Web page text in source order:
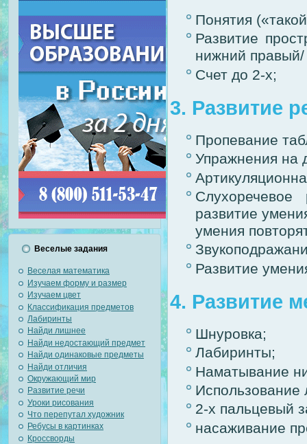
Веселые задания
Веселая математика
Изучаем форму и размер
Изучаем цвет
Классификация предметов
Лабиринты
Найди лишнее
Найди недостающий предмет
Найди одинаковые предметы
Найди отличия
Окружающий мир
Развитие речи
Уроки рисования
Что перепутал художник
Ребусы в картинках
Кроссворды
Понятия
Развитие
нижний
Счет до 2-х;
3. Развитие
Пропевание
Упражнения на
развитие
умения
Развитие
4. Развитие
Шнуровка;
Лабиринты;
Наматывание
Использование
2-х пальцевый
насаживание